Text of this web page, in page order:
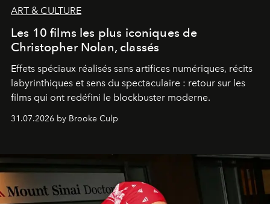
ART & CULTURE
Les 10 films les plus iconiques de
Christopher Nolan, classés
Effets spéciaux réalisés sans artifices numériques, récits
labyrinthiques et sens du spectaculaire : retour sur les
films qui ont redéfini le blockbuster moderne.
31.07.2026 by Brooke Culp